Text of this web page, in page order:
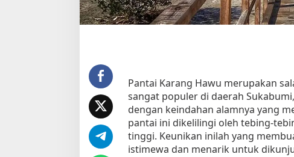
i
K
a
H
a
w
u
u
n
Pantai Karang Hawu merupakan
sangat populer di daerah
dengan keindahan alamnya yang
pantai ini dikelilingi oleh tebing-
tinggi. Keunikan inilah yang
istimewa dan menarik untuk